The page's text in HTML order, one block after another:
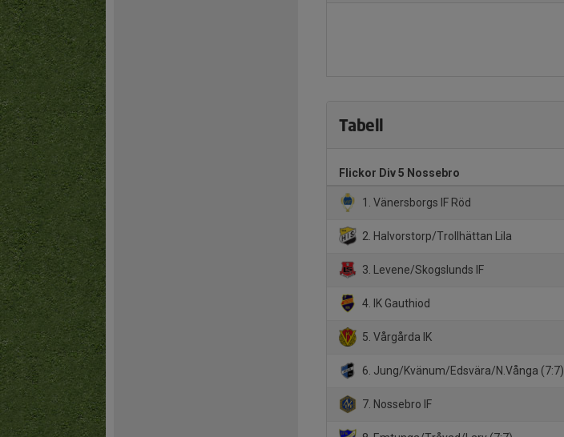
Tabell
Flickor Div 5 Nossebro
1. Vänersborgs IF Röd
2. Halvorstorp/Trollhättan Lila
3. Levene/Skogslunds IF
4. IK Gauthiod
5. Vårgårda IK
6. Jung/Kvänum/Edsvära/N.Vånga (7:7)
7. Nossebro IF